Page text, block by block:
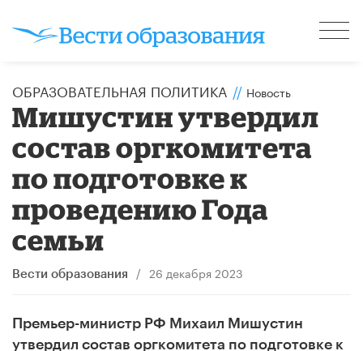
ОБРАЗОВАТЕЛЬНАЯ ПОЛИТИКА // Новость
Мишустин утвердил
состав оргкомитета
по подготовке к
проведению Года
семьи
Вести образования / 26 декабря 2023
Премьер-министр РФ Михаил Мишустин
утвердил состав оргкомитета по подготовке к